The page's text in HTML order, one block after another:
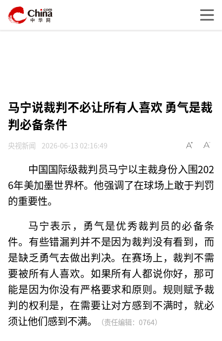
马宁说裁判不必让所有人喜欢 勇气是裁
判必备条件
央视新闻 2026-06-13 02:16:49
中国国际级裁判员马宁以主裁身份入围202
6年美加墨世界杯。他强调了在球场上敢于判罚
的重要性。
马宁表示，勇气是优秀裁判员的必备条
件。有些错漏判并不是因为裁判没有看到，而
是缺乏勇气去做出判决。在赛场上，裁判不需
要被所有人喜欢。如果所有人都说你好，那可
能是因为你没有严格要求和原则。规则赋予裁
判的权利是，在需要让对方感到不满时，就必
须让他们感到不满。
（责任编辑：0764）